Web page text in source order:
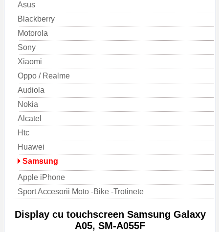
Asus
Blackberry
Motorola
Sony
Xiaomi
Oppo / Realme
Audiola
Nokia
Alcatel
Htc
Huawei
Samsung
Apple iPhone
Sport Accesorii Moto -Bike -Trotinete
Display cu touchscreen Samsung Galaxy
A05, SM-A055F